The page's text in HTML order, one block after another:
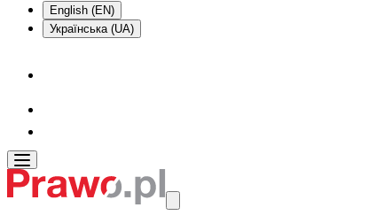
English (EN)
Українська (UA)